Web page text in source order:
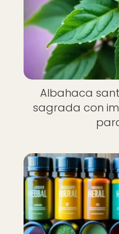
Albahaca
sagrada con